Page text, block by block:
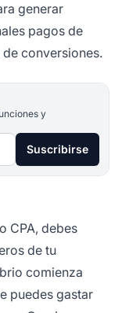
generar
pagos de
conversiones.
y
Suscribirse
CPA, debes
de tu
comienza
puedes gastar